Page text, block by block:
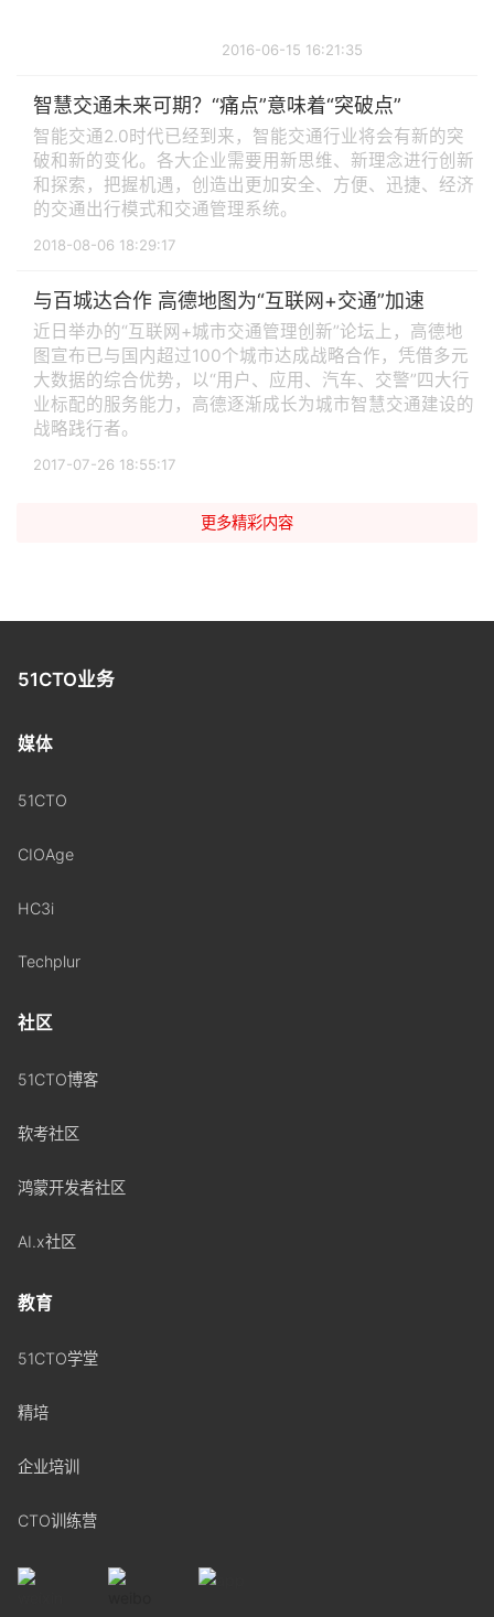
2016-06-15 16:21:35
智慧交通未来可期？“痛点”意味着“突破点”
智能交通2.0时代已经到来，智能交通行业将会有新的突
破和新的变化。各大企业需要用新思维、新理念进行创新
和探索，把握机遇，创造出更加安全、方便、迅捷、经济
的交通出行模式和交通管理系统。
2018-08-06 18:29:17
与百城达合作 高德地图为“互联网+交通”加速
近日举办的“互联网+城市交通管理创新”论坛上，高德地
图宣布已与国内超过100个城市达成战略合作，凭借多元
大数据的综合优势，以“用户、应用、汽车、交警”四大行
业标配的服务能力，高德逐渐成长为城市智慧交通建设的
战略践行者。
2017-07-26 18:55:17
更多精彩内容
51CTO业务
媒体
51CTO
CIOAge
HC3i
Techplur
社区
51CTO博客
软考社区
鸿蒙开发者社区
AI.x社区
教育
51CTO学堂
精培
企业培训
CTO训练营